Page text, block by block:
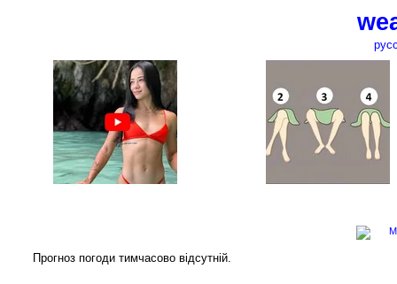
Прогноз погоди тимчасово відсутній.